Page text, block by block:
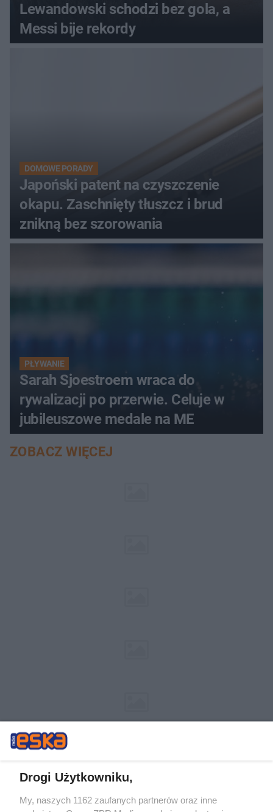
Lewandowski schodzi bez gola, a
Messi bije rekordy
DOMOWE PORADY
Japoński patent na czyszczenie
okapu. Zaschnięty tłuszcz i brud
znikną bez szorowania
PŁYWANIE
Sarah Sjoestroem wraca do
rywalizacji po przerwie. Celuje w
jubileuszowe medale na ME
ZOBACZ WIĘCEJ
Żaden utwór zamieszczony w serwisie nie może być powielany i
Drogi Użytkowniku,
My, naszych 1162 zaufanych partnerów oraz inne